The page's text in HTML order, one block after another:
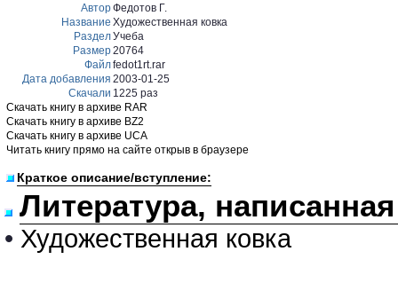
АвторФедотов Г.
Название Художественная ковка
РазделУчеба
Размер20764
Файлfedot1rt.rar
Дата добавления 2003-01-25
Скачали 1225 раз
Скачать книгу в архиве RAR
Скачать книгу в архиве BZ2
Скачать книгу в архиве UCA
Читать книгу прямо на сайте открыв в браузере
Краткое описание/вступление:
Литература,
• Художественная ковка